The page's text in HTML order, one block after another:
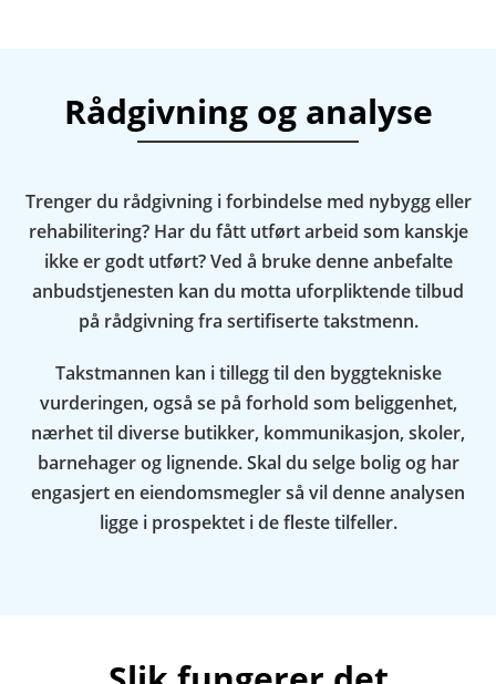
Rådgivning og analyse
Trenger du rådgivning i forbindelse med nybygg eller
rehabilitering? Har du fått utført arbeid som kanskje
ikke er godt utført? Ved å bruke denne anbefalte
anbudstjenesten kan du motta uforpliktende tilbud
på rådgivning fra sertifiserte takstmenn.
Takstmannen kan i tillegg til den byggtekniske
vurderingen, også se på forhold som beliggenhet,
nærhet til diverse butikker, kommunikasjon, skoler,
barnehager og lignende. Skal du selge bolig og har
engasjert en eiendomsmegler så vil denne analysen
ligge i prospektet i de fleste tilfeller.